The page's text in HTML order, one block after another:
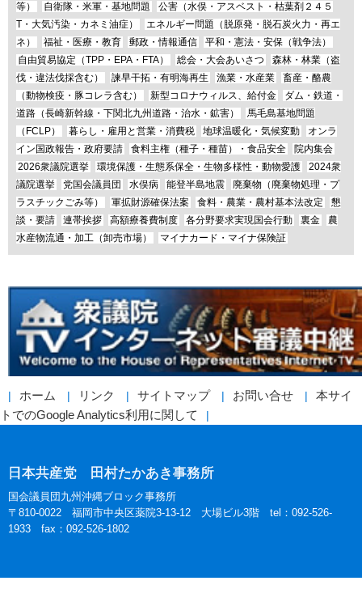
等）
自衛隊・米軍・基地問題
公害（水俣・アスベスト・枯葉剤２４５
T・大気汚染・カネミ油症）
エネルギー問題（脱原発・脱石炭火力・再エ
ネ）
福祉・医療・教育 郵政・情報通信
平和・憲法・安保（戦争法）
自由貿易協定（TPP・EPA・FTA）
総会・大会あいさつ
森林・林業（盗
伐・違法伐採含む）
諫早干拓・有明海再生 漁業・水産業
畜産・酪農
（動物検疫・豚コレラ含む）
新型コロナウィルス、給付金
ダム・鉄道・
道路（長崎新幹線・下関北九州道路・治水・鉱害）
馬毛島基地問題
（FCLP）
暮らし・雇用と営業・消費税 地球温暖化・気候変動
オンラ
イン国政報告・政府要請
食料主権（種子・種苗）・食品安全
院内集会
2026衆議院選挙
環境保護・生態系保全・生物多様性・動物愛護
2024衆
議院選挙
党国会議員団 水俣病 能登半島地震
廃棄物（廃棄物処理・プ
ラスチックごみ等）
軍拡財源確保法案 食料・農業・農村基本法改定
懇
談・要請
連帯挨拶 高額療養費制度 各分野要求実現国会行動 裏金
農
水産物流通・加工（卸売市場）
マイナカード・マイナ保険証
ホーム リンク サイトマップ お問い合せ
本サイ
トでのGoogle Analytics利用に関して
日本共産党 田村たかあき事務所
国会議員団九州沖縄ブロック事務所
〒810-0022 福岡市中央区薬院3-13-12 大場ビル3階 tel：092-526-
1933 fax：092-526-1802